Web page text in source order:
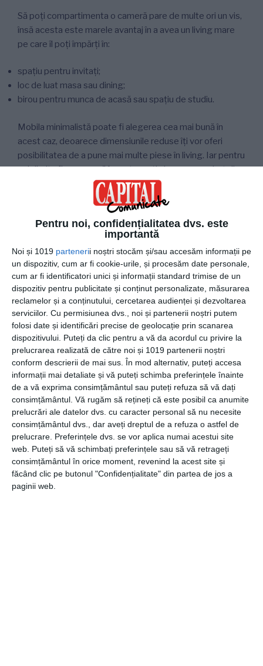
Pentru noi, confidențialitatea dvs. este
importantă
Noi și 1019 partenerii noștri stocăm și/sau accesăm informații pe
un dispozitiv, cum ar fi cookie-urile, și procesăm date personale,
cum ar fi identificatori unici și informații standard trimise de un
dispozitiv pentru publicitate și conținut personalizate, măsurarea
reclamelor și a conținutului, cercetarea audienței și dezvoltarea
serviciilor. Cu permisiunea dvs., noi și partenerii noștri putem
folosi date și identificări precise de geolocație prin scanarea
dispozitivului. Puteți da clic pentru a vă da acordul cu privire la
prelucrarea realizată de către noi și 1019 partenerii noștri
conform descrierii de mai sus. În mod alternativ, puteți accesa
informații mai detaliate și vă puteți schimba preferințele înainte
de a vă exprima consimțământul sau puteți refuza să vă dați
consimțământul. Vă rugăm să rețineți că este posibil ca anumite
prelucrări ale datelor dvs. cu caracter personal să nu necesite
consimțământul dvs., dar aveți dreptul de a refuza o astfel de
prelucrare. Preferințele dvs. se vor aplica numai acestui site
web. Puteți să vă schimbați preferințele sau să vă retrageți
consimțământul în orice moment, revenind la acest site și
făcând clic pe butonul "Confidențialitate" din partea de jos a
paginii web.
Să poți compartimenta o cameră pare de multe ori un vis,
însă acesta este marele avantaj în a avea un living mare
pe care îl poți împărți în:
spațiu pentru invitați;
loc de luat masa sau dining;
birou pentru munca de acasă sau spațiu de studiu.
Mobila minimalistă poate fi alegerea cea mai bună în
acest caz, deoarece dimensiunile reduse îți vor oferi
posibilitatea de a pune mai multe piese în living. Iar pentru
a delimita fiecare zonă în parte, poți alege unparchet din
în culori cu diferențe subtile, astfel încât
trecerea de la o arie la alta să poată fi sesizată ușor. La
Valprestparchet.ro, poți găsi produse care se vor potrivi
întregii tale case, nu doar sufrageriei.
3. Minimalismul nu se demodează
În ultimii ani, tendințele în designul interior s-au îndreptat
către minimalism care înseamnă ergonomie și
sustenabilitate. Mobilierul realizat în acest stil poate lua
orice formă de la pătrată sau dreptunghiulară la piese cu
linii rotunjite, rafinate, pretându-se oricărui gust. Așadar,
chiar și atunci când dorești să amenajezi un living mare,
vei găsi piesele potrivite care să se potrivească
gusturilor tale și să nu se demodeze prea repede, mai
ales că se potrivește atât caselor, cât și apartamentelor
vechi și noi.
Modernitatea și proporționalitatea sunt două dintre cele
mai importante caracteristici ale stilului minimalist, acesta
potrivindu-se la fel de bine atât camerelor mici, cât și
celor mari. Așadar, dacă te gândești la amenajarea